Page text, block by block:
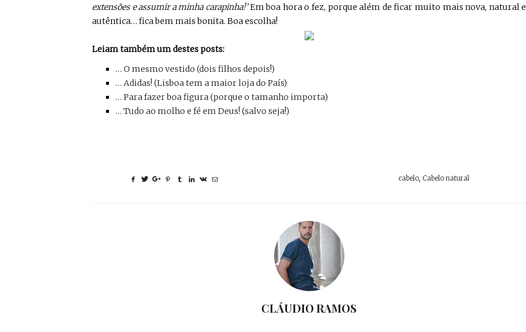
extensões e assumir a minha carapinha!’Em boa hora o fez, porque além de ficar muito mais nova, natural e
autêntica… fica bem mais bonita. Boa escolha!
Leiam também um destes posts:
… O mesmo vestido (dois filhos depois!)
… Adidas! (Lisboa tem a maior loja do País)
… Para fazer boa figura (porque o tamanho importa)
… Tudo ao molho e fé em Deus! (salvo seja!)
cabelo, Cabelo natural
CLÁUDIO RAMOS